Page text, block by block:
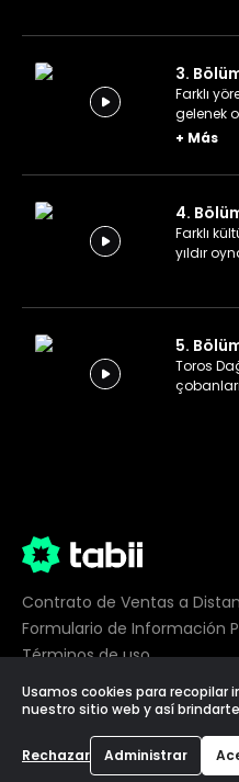
3.
Farklı
gelenek
+ Más
4.
Farklı
yıldır
5.
Toros
©2026tabii, Todos los
Contrato de Ventas a
Formulario de Información
Términos de uso
Privacidad
Preferencias de cookies
Usamos cookies para recopilar
nuestro sitio web y así
Rechazar Administrar